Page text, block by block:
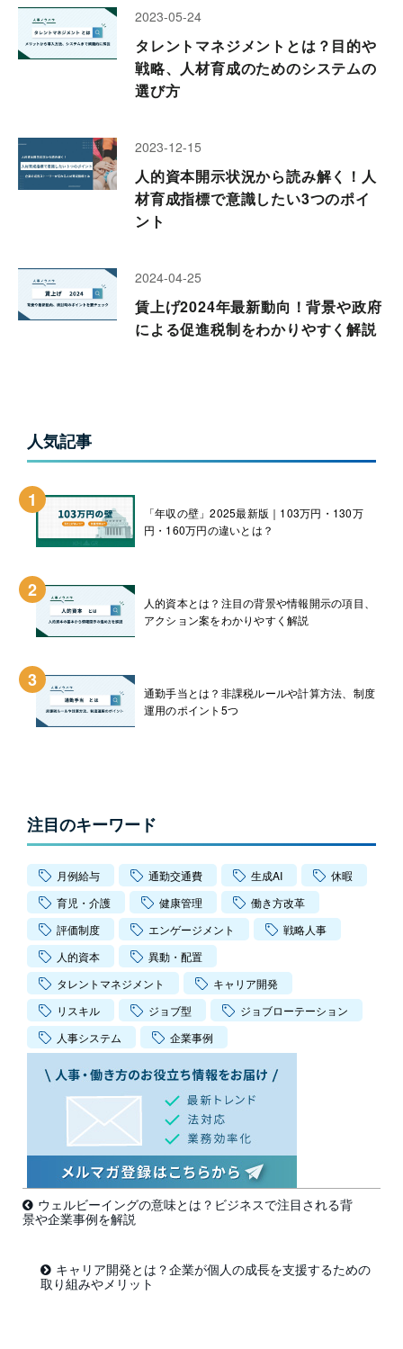
2023-05-24
タレントマネジメントとは？目的や
戦略、人材育成のためのシステムの
選び方
2023-12-15
人的資本開示状況から読み解く！人
材育成指標で意識したい3つのポイ
ント
2024-04-25
賃上げ2024年最新動向！背景や政府
による促進税制をわかりやすく解説
人気記事
1
「年収の壁」2025最新版｜103万円・130万
円・160万円の違いとは？
2
人的資本とは？注目の背景や情報開示の項目、
アクション案をわかりやすく解説
3
通勤手当とは？非課税ルールや計算方法、制度
運用のポイント5つ
注目のキーワード
月例給与 通勤交通費 生成AI
休暇
育児・介護
健康管理
働き方改革
評価制度
エンゲージメント
戦略人事
人的資本
異動・配置
タレントマネジメント
キャリア開発
リスキル
ジョブ型
ジョブローテーション
人事システム
企業事例
ウェルビーイングの意味とは？ビジネスで注目される背
景や企業事例を解説
キャリア開発とは？企業が個人の成長を支援するための
取り組みやメリット